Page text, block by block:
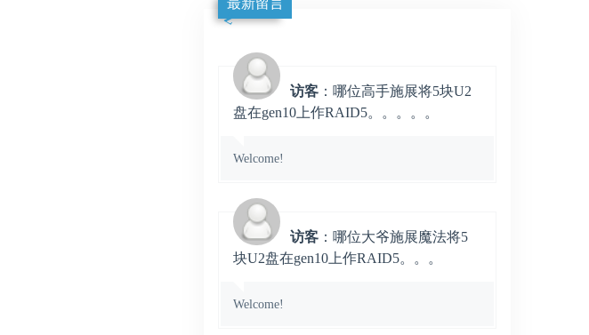
访客 ：哪位高手施展将5块U2
盘在gen10上作RAID5。。。。。
Welcome!
访客 ：哪位大爷施展魔法将5
块U2盘在gen10上作RAID5。。。
Welcome!